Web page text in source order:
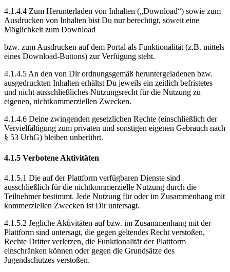
4.1.4.4 Zum Herunterladen von Inhalten („Download“) sowie zum
Ausdrucken von Inhalten bist Du nur berechtigt, soweit eine
Möglichkeit zum Download
bzw. zum Ausdrucken auf dem Portal als Funktionalität (z.B. mittels
eines Download-Buttons) zur Verfügung steht.
4.1.4.5 An den von Dir ordnungsgemäß heruntergeladenen bzw.
ausgedruckten Inhalten erhältst Du jeweils ein zeitlich befristetes
und nicht ausschließliches Nutzungsrecht für die Nutzung zu
eigenen, nichtkommerziellen Zwecken.
4.1.4.6 Deine zwingenden gesetzlichen Rechte (einschließlich der
Vervielfältigung zum privaten und sonstigen eigenen Gebrauch nach
§ 53 UrhG) bleiben unberührt.
4.1.5 Verbotene Aktivitäten
4.1.5.1 Die auf der Plattform verfügbaren Dienste sind
ausschließlich für die nichtkommerzielle Nutzung durch die
Teilnehmer bestimmt. Jede Nutzung für oder im Zusammenhang mit
kommerziellen Zwecken ist Dir untersagt.
4.1.5.2 Jegliche Aktivitäten auf bzw. im Zusammenhang mit der
Plattform sind untersagt, die gegen geltendes Recht verstoßen,
Rechte Dritter verletzen, die Funktionalität der Plattform
einschränken können oder gegen die Grundsätze des
Jugendschutzes verstoßen.